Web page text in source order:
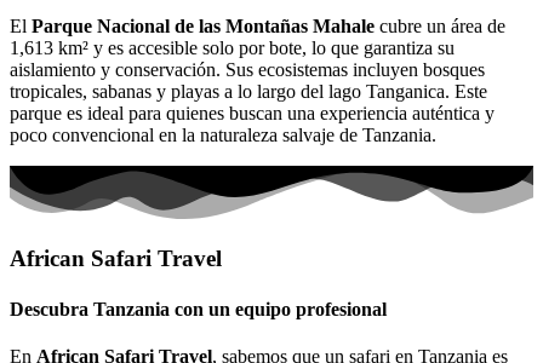
El Parque Nacional de las Montañas Mahale cubre un área de
1,613 km² y es accesible solo por bote, lo que garantiza su
aislamiento y conservación. Sus ecosistemas incluyen bosques
tropicales, sabanas y playas a lo largo del lago Tanganica. Este
parque es ideal para quienes buscan una experiencia auténtica y
poco convencional en la naturaleza salvaje de Tanzania.
African Safari Travel
Descubra Tanzania con un equipo profesional
En African Safari Travel, sabemos que un safari en Tanzania es